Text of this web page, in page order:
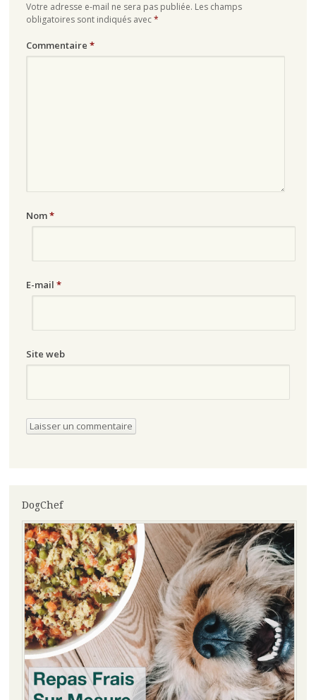
Votre adresse e-mail ne sera pas publiée. Les champs
obligatoires sont indiqués avec*
Commentaire *
Nom*
E-mail *
Site web
DogChef